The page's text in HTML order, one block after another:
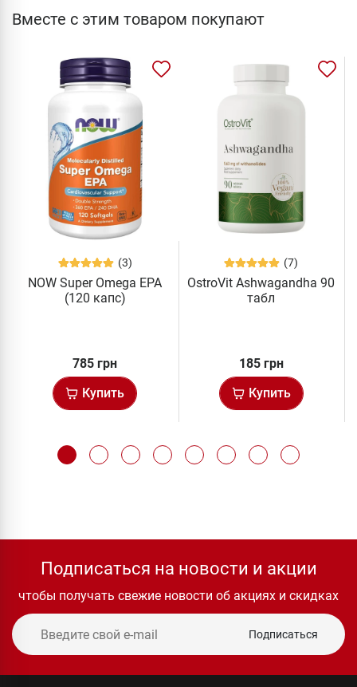
Вместе с этим товаром покупают
(3)
NOW Super Omega EPA
(120 капс)
785 грн
Купить
(7)
OstroVit Ashwagandha 90
табл
185 грн
Купить
Подписаться на новости и акции
чтобы получать свежие новости об акциях и скидках
Подписаться